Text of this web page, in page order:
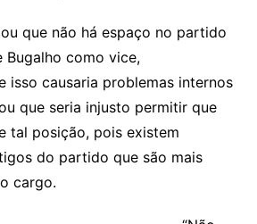
que não há espaço no partido
Bugalho como vice,
isso causaria problemas internos
que seria injusto permitir que
tal posição, pois existem
do partido que são mais
cargo.